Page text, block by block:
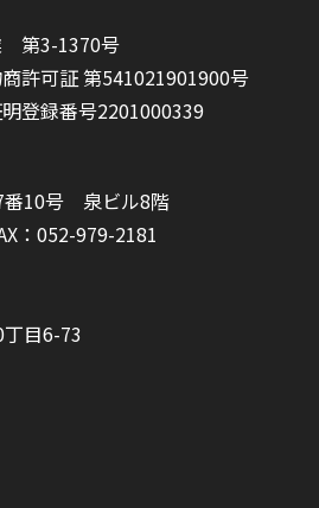
第3-1370号
許可証 第541021901900号
登録番号2201000339
番10号 泉ビル8階
：052-979-2181
目6-73